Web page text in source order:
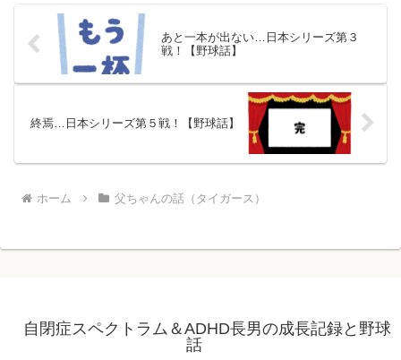
あと一本が出ない…日本シリーズ第３
戦！【野球話】
終焉…日本シリーズ第５戦！【野球話】
ホーム 父ちゃんの話（タイガース）
自閉症スペクトラム＆ADHD長男の成長記録と野球
話